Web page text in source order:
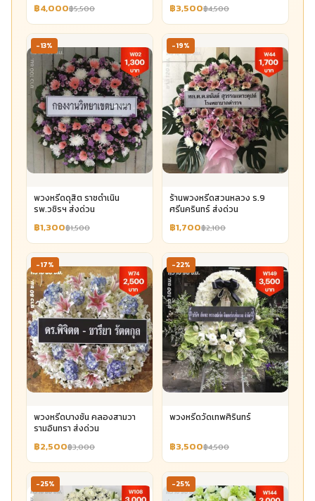
฿4,000฿5,500 ฿3,500฿4,500
-13%
พวงหรีดดุสิต ราชดำเนิน
รพ.วชิรฯ ส่งด่วน
฿1,300฿1,500
-19%
ร้านพวงหรีดสวนหลวง ร.9
ศรีนครินทร์ ส่งด่วน
฿1,700฿2,100
-17%
พวงหรีดบางชัน คลองสามวา
รามอินทรา ส่งด่วน
฿2,500฿3,000
-22%
พวงหรีดวัดเทพศิรินทร์
฿3,500฿4,500
-25% -25%